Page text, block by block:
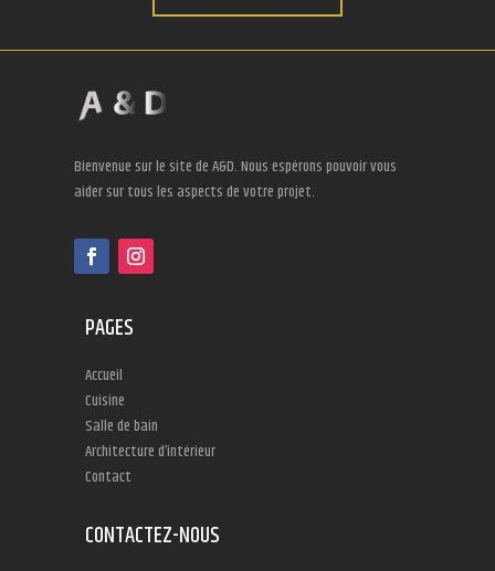
Bienvenue sur le site de A&D. Nous espérons pouvoir vous
aider sur tous les aspects de votre projet.
PAGES
Accueil
Cuisine
Salle de bain
Architecture d’intérieur
Contact
CONTACTEZ-NOUS